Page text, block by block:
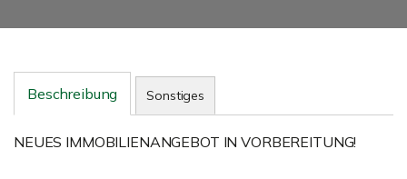
Beschreibung Sonstiges
NEUES IMMOBILIENANGEBOT IN VORBEREITUNG!